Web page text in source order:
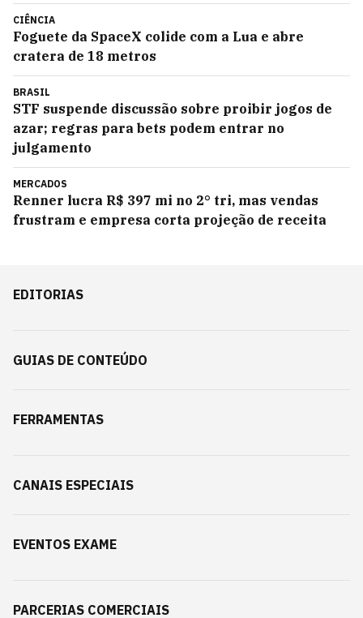
CIÊNCIA
Foguete da SpaceX colide com a Lua e abre
cratera de 18 metros
BRASIL
STF suspende discussão sobre proibir jogos de
azar; regras para bets podem entrar no
julgamento
MERCADOS
Renner lucra R$ 397 mi no 2° tri, mas vendas
frustram e empresa corta projeção de receita
EDITORIAS
GUIAS DE CONTEÚDO
FERRAMENTAS
CANAIS ESPECIAIS
EVENTOS EXAME
PARCERIAS COMERCIAIS